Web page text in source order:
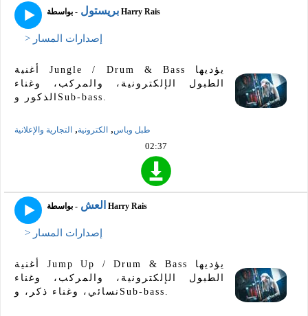
بريستول - بواسطة Harry Rais
> إصدارات المسار
أغنية Jungle / Drum & Bass يؤديها
الطبول الإلكترونية، والمركب، وغناء
الذكور وSub-bass.
طبل وباس, الكترونية, التجارية والإعلانية
02:37
العش - بواسطة Harry Rais
> إصدارات المسار
أغنية Jump Up / Drum & Bass يؤديها
الطبول الإلكترونية، والمركب، وغناء
نسائي، وغناء ذكر، وSub-bass.